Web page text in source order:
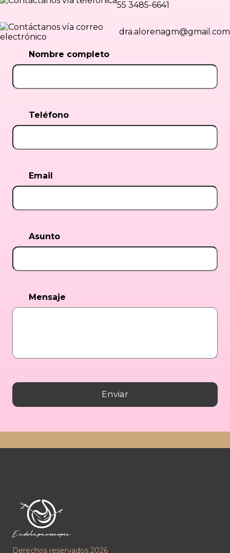
55 3485-6641
dra.alorenagm@gmail.com
Nombre completo
Teléfono
Email
Asunto
Mensaje
Derechos reservados 2026